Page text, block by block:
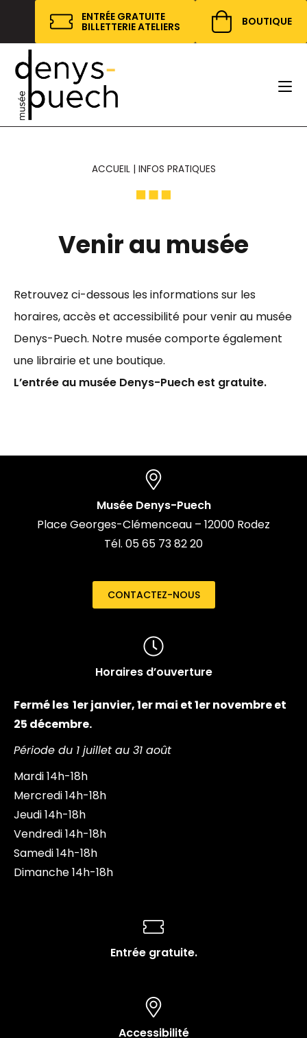
ENTRÉE GRATUITE
BILLETTERIE ATELIERS BOUTIQUE
ACCUEIL| INFOS PRATIQUES
Venir au musée
Retrouvez ci-dessous les informations sur les
horaires, accès et accessibilité pour venir au musée
Denys-Puech. Notre musée comporte également
une librairie et une boutique.
L’entrée au musée Denys-Puech est gratuite.
Musée Denys-Puech
Place Georges-Clémenceau – 12000 Rodez
Tél. 05 65 73 82 20
CONTACTEZ-NOUS
Horaires d’ouverture
Fermé les 1er janvier, 1er mai et 1er novembre et
25 décembre.
Période du 1 juillet au 31 août
Mardi14h-18h
Mercredi14h-18h
Jeudi14h-18h
Vendredi14h-18h
Samedi14h-18h
Dimanche14h-18h
Entrée gratuite.
Accessibilité
Cookies management panel